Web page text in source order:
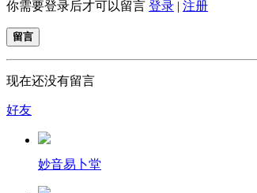
你需要登录后才可以留言 登录 | 注册
留言
现在还没有留言
好友
妙音易卜堂